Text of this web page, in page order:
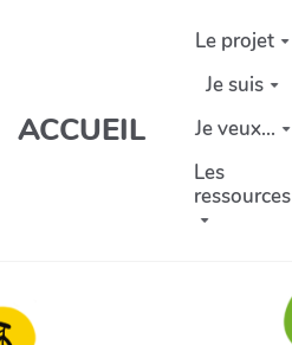
Aller au contenu principal
ACCUEIL
Le projet
Je suis
Je veux...
Les
ressources